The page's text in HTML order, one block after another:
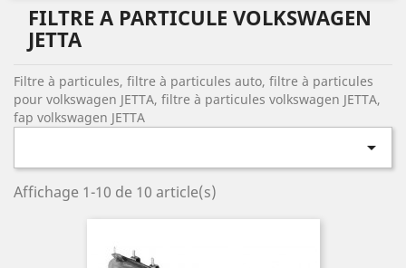
FILTRE A PARTICULE VOLKSWAGEN
JETTA
Filtre à particules, filtre à particules auto, filtre à particules
pour volkswagen JETTA, filtre à particules volkswagen JETTA,
fap volkswagen JETTA

Affichage 1-10 de 10 article(s)